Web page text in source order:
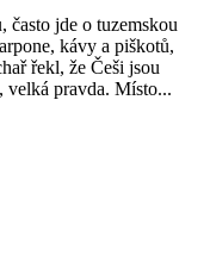
často jde o tuzemskou
kávy a piškotů,
řekl, že Češi jsou
velká pravda. Místo...